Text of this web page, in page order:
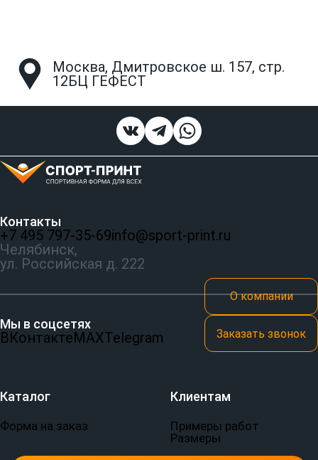
Москва, Дмитровское ш. 157, стр.
12БЦ ГЕФЕСТ
Контакты
+7 495 797‑35-69info@sport-print.ru
Челябинск,
ул. Российская д. 222
Мы в соцсетях
ВКонтактеMAXTelegram
О компании
Заказать звонок
Каталог
Форма на заказ
Клиентам
Примеры работ
Размеры